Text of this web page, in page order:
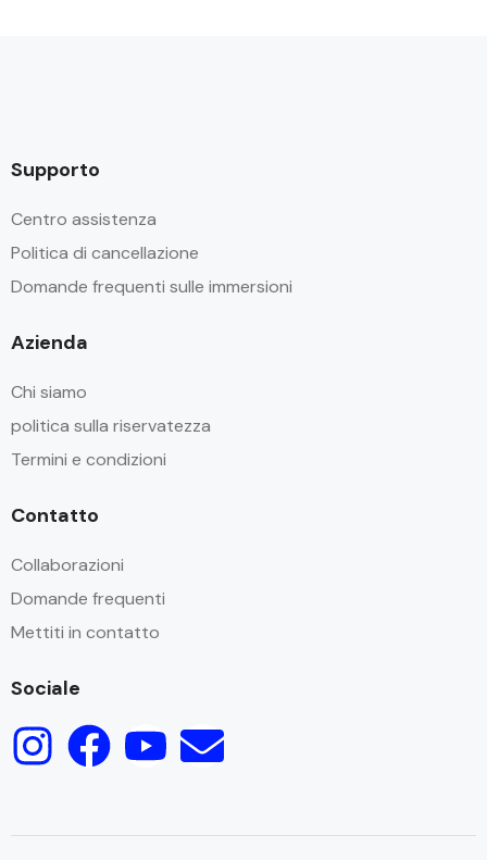
Supporto
Centro assistenza
Politica di cancellazione
Domande frequenti sulle immersioni
Azienda
Chi siamo
politica sulla riservatezza
Termini e condizioni
Contatto
Collaborazioni
Domande frequenti
Mettiti in contatto
Sociale